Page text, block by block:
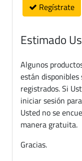
Regístrate
Estimado
Algunos
están
registrados. Si
iniciar sesión
Usted no se
manera gratuita.
Gracias.